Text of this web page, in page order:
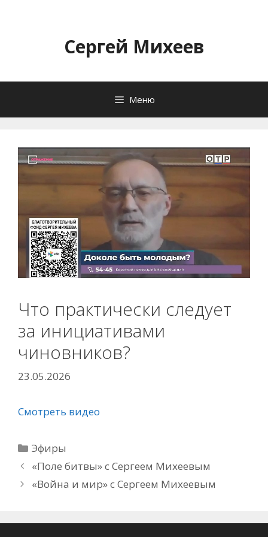
содержимомуСергей Михеев
Меню
Что практически следует
за инициативами
чиновников?
23.05.2026
Смотреть видео
Рубрики
Эфиры
«Поле битвы» с Сергеем Михеевым
«Война и мир» с Сергеем Михеевым